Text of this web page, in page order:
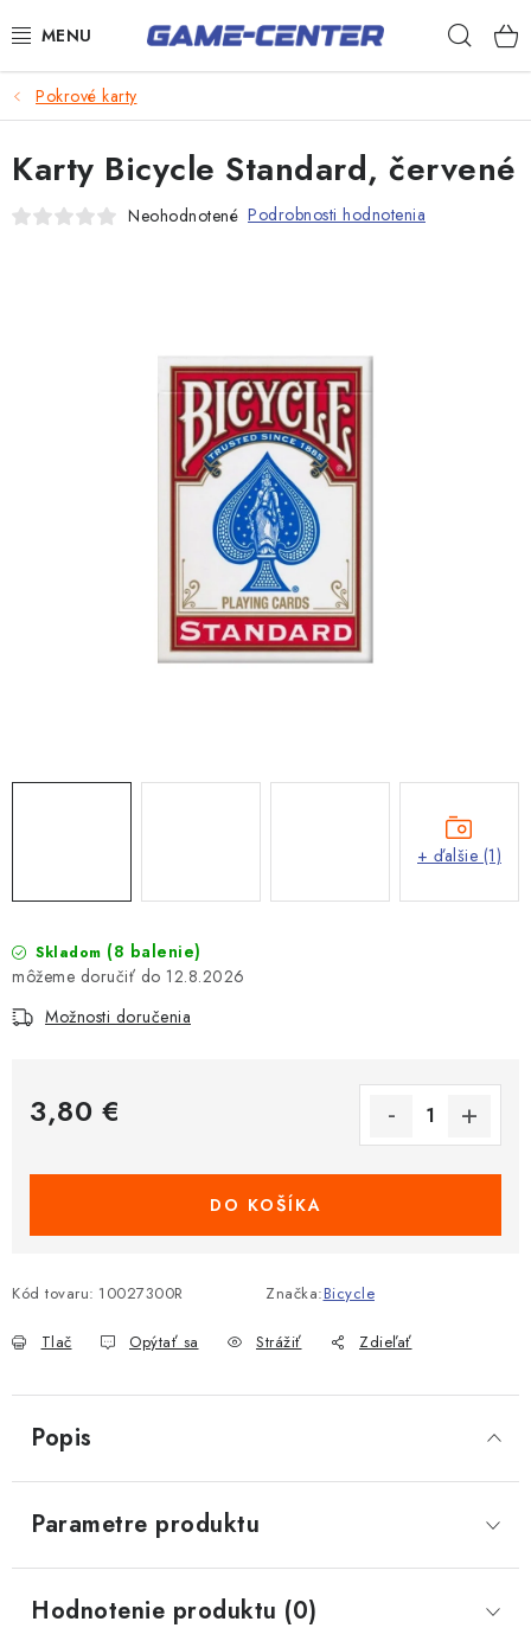
na
ŠípkyPokrové karty
Skladom (8 balenie)
12.8.2026
Možnosti doručenia
3,80 €
DO KOŠÍKA
Kód tovaru: 10027300R Značka:Bicycle
Tlač Opýtať sa Strážiť Zdieľať
Karty Bicycle Standard, červené
Neohodnotené Podrobnosti hodnotenia
+ ďalšie (1)
Popis
Parametre produktu
Hodnotenie produktu (0)